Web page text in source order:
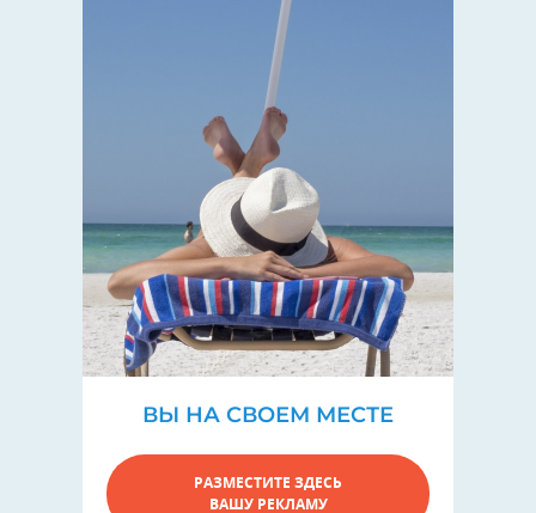
ВЫ НА СВОЕМ МЕСТЕ
РАЗМЕСТИТЕ ЗДЕСЬ
ВАШУ РЕКЛАМУ